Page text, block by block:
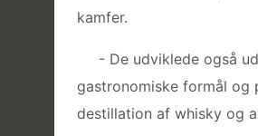
kamfer.
- De udviklede også
gastronomiske formål og
destillation af whisky og